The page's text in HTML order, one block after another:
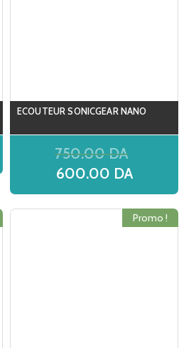
ECOUTEUR SONICGEAR NANO
750.00DA
600.00 DA
Promo !